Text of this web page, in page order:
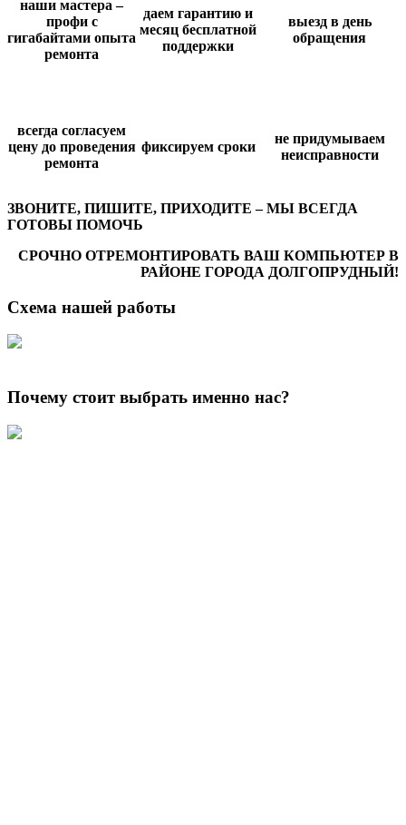
наши мастера –
профи с
гигабайтами опыта
ремонта
даем гарантию и
месяц бесплатной
поддержки
выезд в день
обращения
всегда согласуем
цену до проведения
ремонта
фиксируем сроки
не придумываем
неисправности
ЗВОНИТЕ, ПИШИТЕ, ПРИХОДИТЕ – МЫ ВСЕГДА
ГОТОВЫ ПОМОЧЬ
СРОЧНО ОТРЕМОНТИРОВАТЬ ВАШ КОМПЬЮТЕР В
РАЙОНЕ ГОРОДА ДОЛГОПРУДНЫЙ!
Схема нашей работы
Почему стоит выбрать именно нас?